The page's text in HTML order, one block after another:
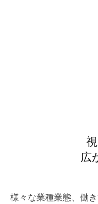
広
様々な業種業態、働